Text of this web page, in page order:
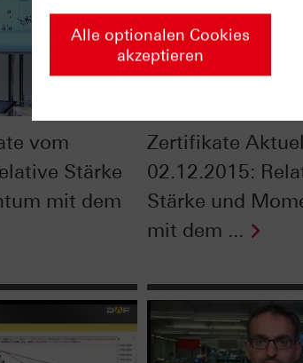
vom
Stärke
mit dem
Zertifikate
02.12.2015:
Stärke und
mit dem ...
Alle optionalen Cookies
akzeptieren